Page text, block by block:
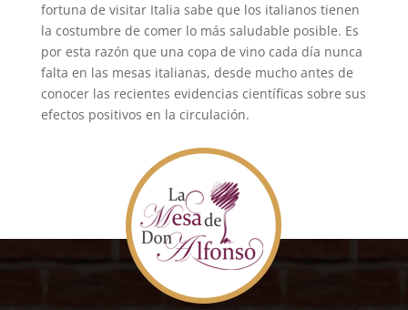
fortuna de visitar Italia sabe que los italianos tienen
la costumbre de comer lo más saludable posible. Es
por esta razón que una copa de vino cada día nunca
falta en las mesas italianas, desde mucho antes de
conocer las recientes evidencias científicas sobre sus
efectos positivos en la circulación.